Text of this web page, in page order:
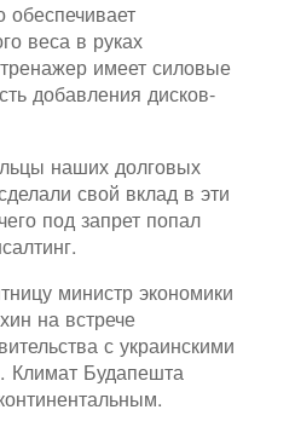
обеспечивает
веса в руках
имеет силовые
добавления дисков-
наших долговых
свой вклад в эти
под запрет попал
министр экономики
на встрече
с украинскими
Климат Будапешта